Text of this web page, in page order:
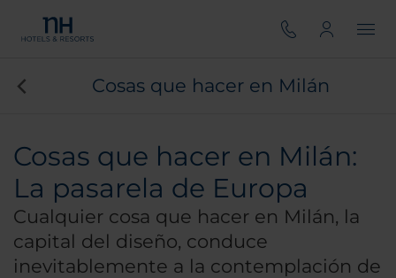
Cosas que hacer en Milán
Cosas que hacer en Milán:
La pasarela de Europa
Cualquier cosa que hacer en Milán, la
capital del diseño, conduce
inevitablemente a la contemplación de